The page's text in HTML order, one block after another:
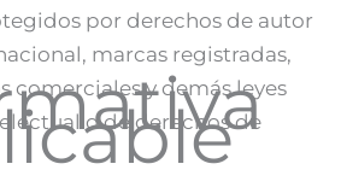
por derechos de autor
marcas registradas,
comerciales y demás leyes
o de derechos de